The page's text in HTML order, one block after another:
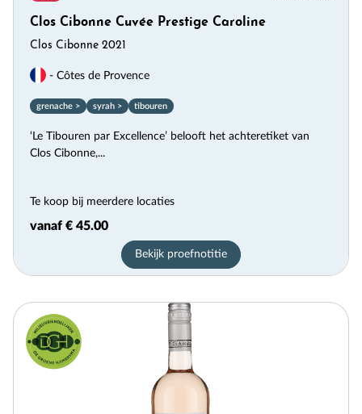
Clos Cibonne Cuvée Prestige Caroline
Clos Cibonne 2021
- Côtes de Provence
grenache > syrah > tibouren
‘Le Tibouren par Excellence’ belooft het achteretiket van
Clos Cibonne,...
Te koop bij meerdere locaties
vanaf € 45.00
Bekijk proefnotitie